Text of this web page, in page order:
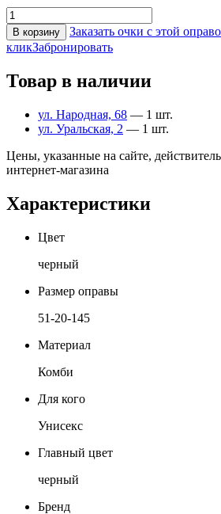
В корзину Заказать очки с этой
кликЗабронировать
Товар в наличии
ул. Народная, 68 — 1 шт.
ул. Уральская, 2 — 1 шт.
Цены, указанные на сайте,
интернет-магазина
Характеристики
Цвет
черный
Размер оправы
51-20-145
Материал
Комби
Для кого
Унисекс
Главный цвет
черный
Бренд